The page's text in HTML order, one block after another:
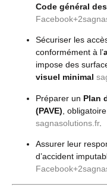
Code général
Facebook+2
Sécuriser les
conformément à l’
impose des
visuel minimal
Préparer un Plan
(PAVE) ,
sagnasolutions.fr.
Assurer leur
d’accident
Facebook+2